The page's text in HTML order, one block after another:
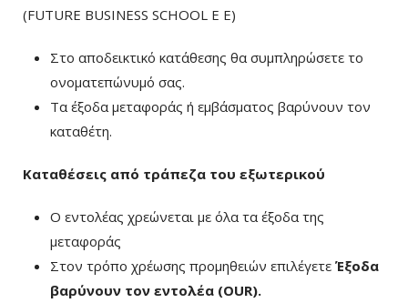
(FUTURE BUSINESS SCHOOL E E)
Στο αποδεικτικό κατάθεσης θα συμπληρώσετε το
ονοματεπώνυμό σας.
Τα έξοδα μεταφοράς ή εμβάσματος βαρύνουν τον
καταθέτη.
Καταθέσεις από τράπεζα του εξωτερικού
Ο εντολέας χρεώνεται με όλα τα έξοδα της
μεταφοράς
Στον τρόπο χρέωσης προμηθειών επιλέγετε Έξοδα
βαρύνουν τον εντολέα (ΟUR).